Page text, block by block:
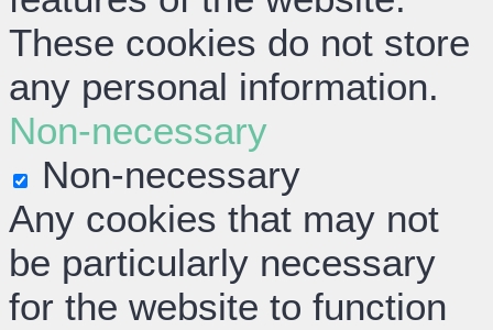
These cookies do not store
any personal information.
Non-necessary
Non-necessary
Any cookies that may not
be particularly necessary
for the website to function